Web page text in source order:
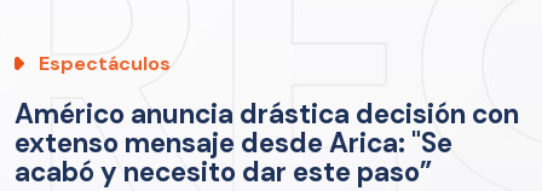
Espectáculos
Américo anuncia drástica decisión con
extenso mensaje desde Arica: "Se
acabó y necesito dar este paso”